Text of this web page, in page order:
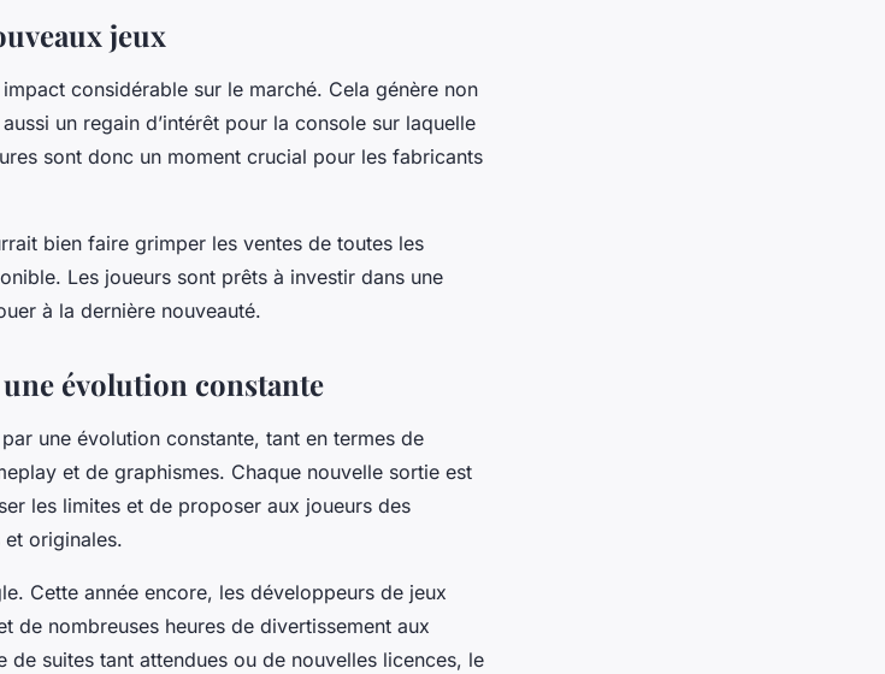
jeux
considérable sur le marché. Cela génère non
un regain d’intérêt pour la console sur laquelle
sont donc un moment crucial pour les fabricants
bien faire grimper les ventes de toutes les
Les joueurs sont prêts à investir dans une
à la dernière nouveauté.
évolution constante
une évolution constante, tant en termes de
et de graphismes. Chaque nouvelle sortie est
les limites et de proposer aux joueurs des
originales.
Cette année encore, les développeurs de jeux
de nombreuses heures de divertissement aux
de suites tant attendues ou de nouvelles licences, le